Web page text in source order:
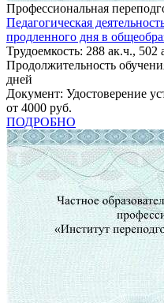
Профессиональная
Педагогическая
продленного дня в
Трудоемкость: 288 ак.ч., 502
Продолжительность
дней
Документ: Удостоверение
от 4000 руб.
ПОДРОБНО